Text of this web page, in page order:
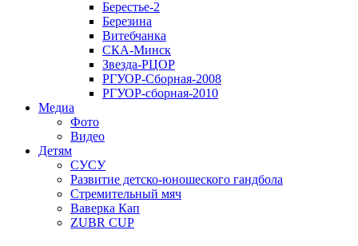
Берестье-2
Березина
Витебчанка
СКА-Минск
Звезда-РЦОР
РГУОР-Сборная-2008
РГУОР-сборная-2010
Медиа
Фото
Видео
Детям
СУСУ
Развитие детско-юношеского гандбола
Стремительный мяч
Ваверка Кап
ZUBR CUP